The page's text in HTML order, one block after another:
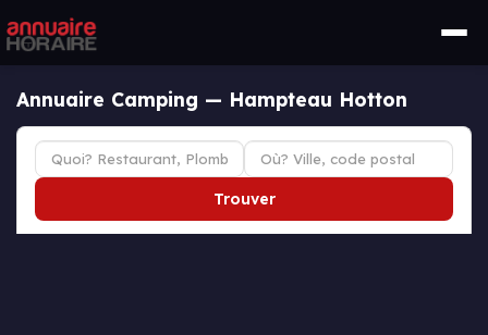
Annuaire Camping — Hampteau Hotton
Trouver